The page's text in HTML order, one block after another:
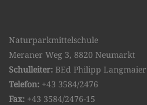
Naturparkmittelschule
Meraner Weg 3, 8820 Neumarkt
Schulleiter: BEd Philipp Langmaier
Telefon: +43 3584/2476
Fax: +43 3584/2476-15